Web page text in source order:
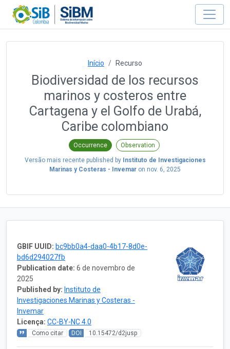
Início Recurso
Biodiversidad de los recursos
marinos y costeros entre
Cartagena y el Golfo de Urabá,
Caribe colombiano
Occurrence Observation
Versão mais recente published by Instituto de Investigaciones
Marinas y Costeras - Invemar on nov. 6, 2025
GBIF UUID: bc9bb0a4-daa0-4b17-8d0e-
bd6d294027fb
Publication date: 6 de novembro de
2025
Published by: Instituto de
Investigaciones Marinas y Costeras -
Invemar
Licença: CC-BY-NC 4.0
Como citar DOI 10.15472/d2jusp